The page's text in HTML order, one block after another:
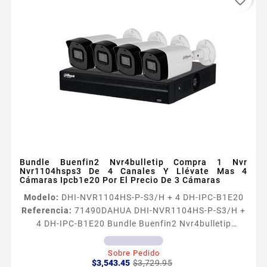
Bundle Buenfin2 Nvr4bulletip Compra 1 Nvr
Nvr1104hsps3 De 4 Canales Y Llévate Mas 4
Cámaras Ipcb1e20 Por El Precio De 3 Cámaras
Modelo: DHI-NVR1104HS-P-S3/H + 4 DH-IPC-B1E20
Referencia: 71490DAHUA DHI-NVR1104HS-P-S3/H +
4 DH-IPC-B1E20 Bundle Buenfin2 Nvr4bulletip
Compra 1 Nvr Nvr1104hsps3 De 4 Canales Y Llévate
Mas 4 Cámaras Ipcb1e20 Por El Precio De 3 Cámaras
Caracteristicas Principales NVR1104HSPS3H
Sobre Pedido
$3,543.45 $3,729.95